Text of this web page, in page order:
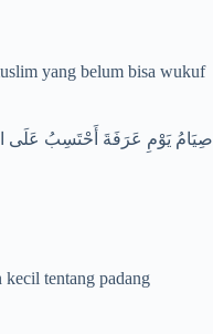
yang belum bisa wukuf
صِيَامُ يَوْمِ عَرَفَةَ أَحْتَسِبُ عَلَى
tentang padang